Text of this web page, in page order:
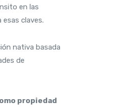
en las
claves.
nativa basada
de
propiedad